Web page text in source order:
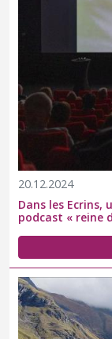
20.12.2024
Dans les Ecrins,
podcast « reine
vallon de Rosuel
plusieurs années,
des publics en